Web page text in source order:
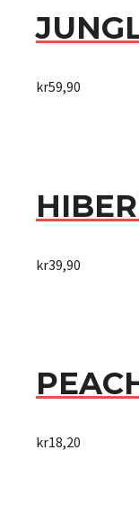
kr59,90
kr39,90
kr18,20